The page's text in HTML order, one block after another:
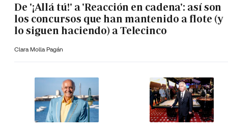
De '¡Allá tú!' a 'Reacción en cadena': así son
los concursos que han mantenido a flote (y
lo siguen haciendo) a Telecinco
Clara Molla Pagán